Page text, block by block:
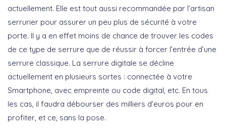
actuellement. Elle est tout aussi recommandée par l’artisan
serrurier pour assurer un peu plus de sécurité à votre
porte. Il y a en effet moins de chance de trouver les codes
de ce type de serrure que de réussir à forcer l’entrée d’une
serrure classique. La serrure digitale se décline
actuellement en plusieurs sortes : connectée à votre
Smartphone, avec empreinte ou code digital, etc. En tous
les cas, il faudra débourser des milliers d’euros pour en
profiter, et ce, sans la pose.